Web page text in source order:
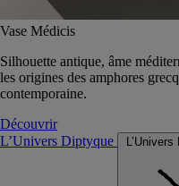
Vase Médicis
Silhouette antique, âme
les origines des amphores
contemporaine.
Découvrir
L’Univers Diptyque